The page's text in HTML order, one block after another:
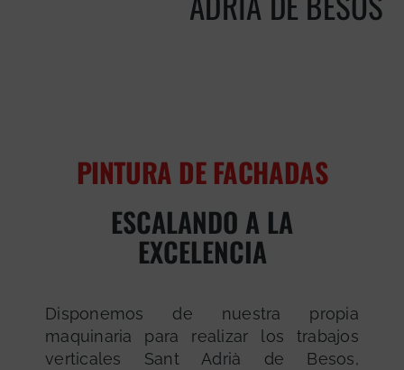
PINTURA DE FACHADAS
ESCALANDO A LA
EXCELENCIA
Disponemos de nuestra propia
maquinaria para realizar los trabajos
verticales Sant Adrià de Besos,